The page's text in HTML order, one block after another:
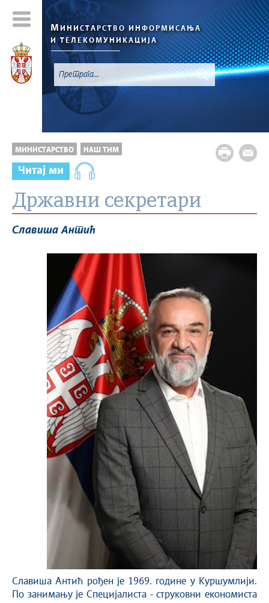
МИНИСТАРСТВО ИНФОРМИСАЊА
И ТЕЛЕКОМУНИКАЦИЈА
МИНИСТАРСТВО НАШ ТИМ
Читај ми
Државни секретари
Славиша Антић
Славиша Антић рођен је 1969. године у Куршумлији.
По занимању је Специјалиста - струковни економиста